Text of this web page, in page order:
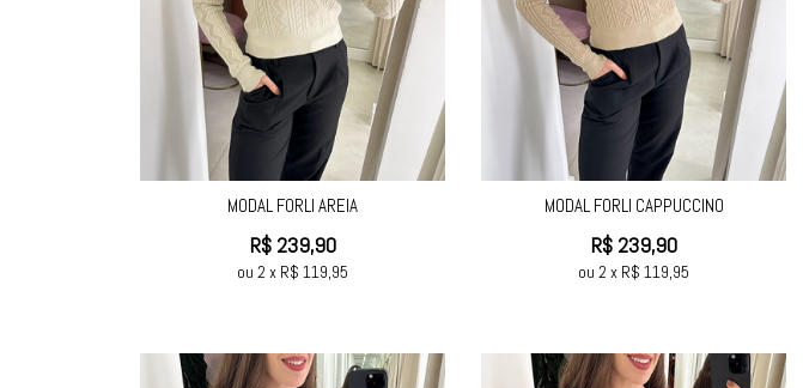
MODAL FORLI AREIA
R$ 239,90
ou 2 x R$ 119,95
MODAL FORLI CAPPUCCINO
R$ 239,90
ou 2 x R$ 119,95